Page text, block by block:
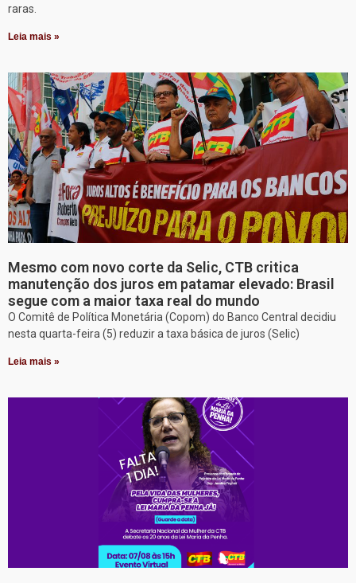
raras.
Leia mais »
Mesmo com novo corte da Selic, CTB critica
manutenção dos juros em patamar elevado: Brasil
segue com a maior taxa real do mundo
O Comitê de Política Monetária (Copom) do Banco Central decidiu
nesta quarta-feira (5) reduzir a taxa básica de juros (Selic)
Leia mais »